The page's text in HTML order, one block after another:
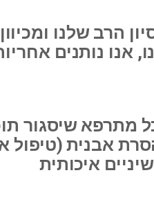
הרב שלנו
אנו נותנים
מתרפא שיסגור
אבנית (טיפול